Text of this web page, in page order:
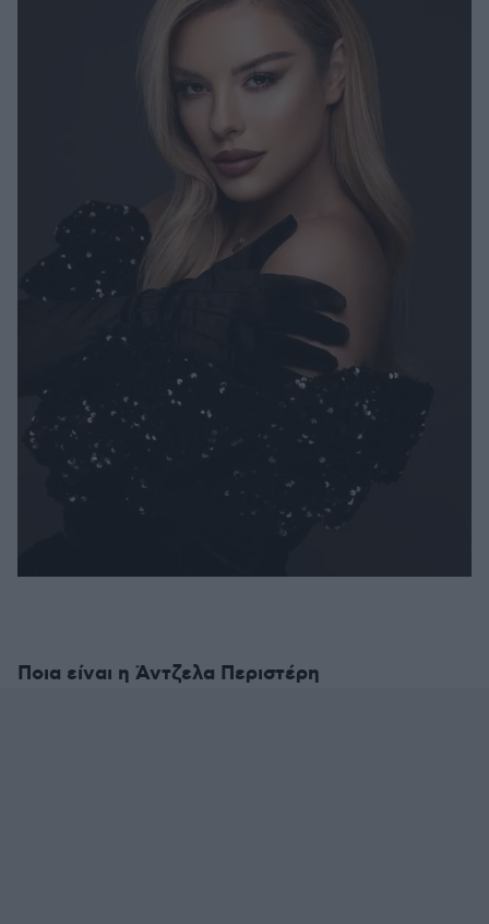
Ποια είναι η Άντζελα Περιστέρη